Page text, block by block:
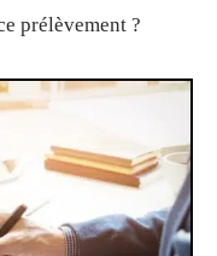
prélèvement ?